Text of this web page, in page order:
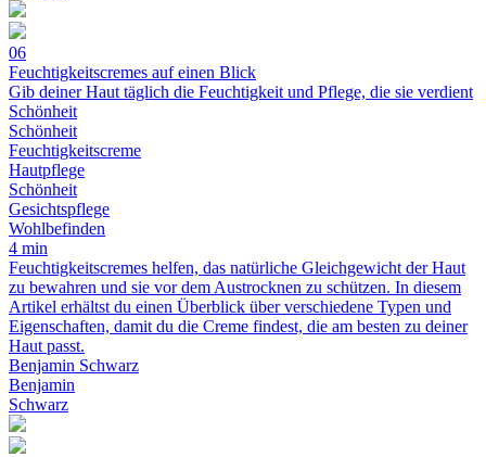
06
Feuchtigkeitscremes auf einen Blick
Gib deiner Haut täglich die Feuchtigkeit und Pflege, die sie verdient
Schönheit
Schönheit
Feuchtigkeitscreme
Hautpflege
Schönheit
Gesichtspflege
Wohlbefinden
4 min
Feuchtigkeitscremes helfen, das natürliche Gleichgewicht der Haut
zu bewahren und sie vor dem Austrocknen zu schützen. In diesem
Artikel erhältst du einen Überblick über verschiedene Typen und
Eigenschaften, damit du die Creme findest, die am besten zu deiner
Haut passt.
Benjamin Schwarz
Benjamin
Schwarz